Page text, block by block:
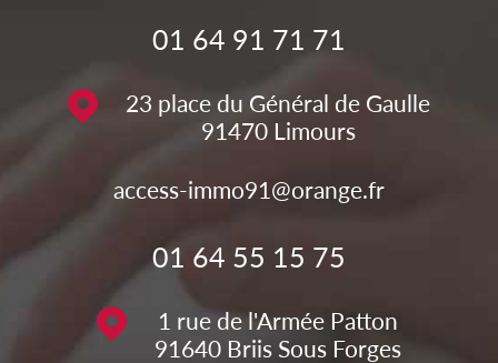
01 64 91 71 71
23 place du Général de Gaulle
91470 Limours
access-immo91@orange.fr
01 64 55 15 75
1 rue de l'Armée Patton
91640 Briis Sous Forges